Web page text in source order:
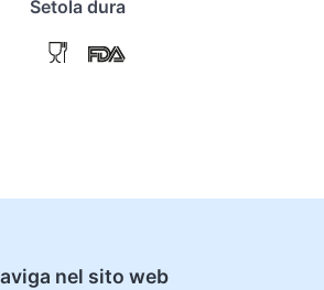
Setola dura
nel sito web